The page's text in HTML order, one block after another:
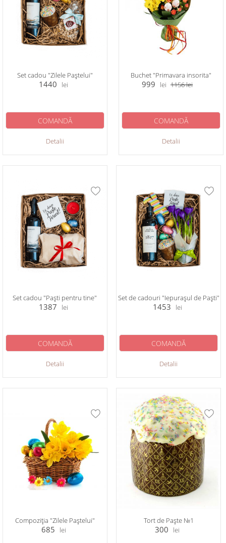
Set cadou "Zilele Paștelui"
1440 lei
Detalii
COMANDĂ
Buchet "Primavara insorita"
999 lei 1156lei
Detalii
COMANDĂ
Set cadou "Paști pentru tine"
1387 lei
Detalii
COMANDĂ
Set de cadouri "Iepurașul de Paști"
1453 lei
Detalii
COMANDĂ
Compoziția "Zilele Paștelui"
685 lei
Tort de Paște №1
300 lei